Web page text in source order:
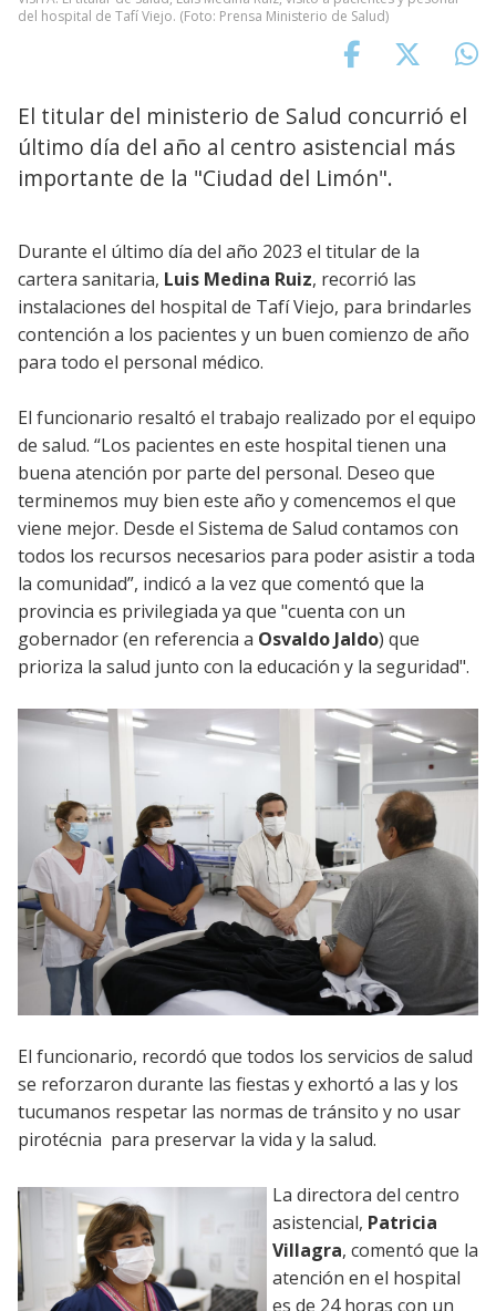
del hospital de Tafí Viejo. (Foto: Prensa Ministerio de Salud)
El titular del ministerio de Salud concurrió el
último día del año al centro asistencial más
importante de la "Ciudad del Limón".
Durante el último día del año 2023 el titular de la
cartera sanitaria, Luis Medina Ruiz, recorrió las
instalaciones del hospital de Tafí Viejo, para brindarles
contención a los pacientes y un buen comienzo de año
para todo el personal médico.
El funcionario resaltó el trabajo realizado por el equipo
de salud. “Los pacientes en este hospital tienen una
buena atención por parte del personal. Deseo que
terminemos muy bien este año y comencemos el que
viene mejor. Desde el Sistema de Salud contamos con
todos los recursos necesarios para poder asistir a toda
la comunidad”, indicó a la vez que comentó que la
provincia es privilegiada ya que "cuenta con un
gobernador (en referencia a Osvaldo Jaldo) que
prioriza la salud junto con la educación y la seguridad".
El funcionario, recordó que todos los servicios de salud
se reforzaron durante las fiestas y exhortó a las y los
tucumanos respetar las normas de tránsito y no usar
pirotécnia para preservar la vida y la salud.
La directora del centro
asistencial, Patricia
Villagra, comentó que la
atención en el hospital
es de 24 horas con un